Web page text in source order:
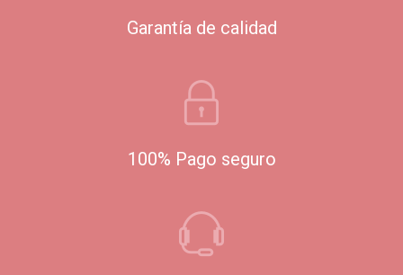
Garantía de calidad
100% Pago seguro